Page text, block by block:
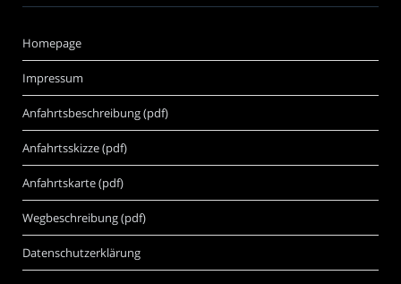
Homepage
Impressum
Anfahrtsbeschreibung (pdf)
Anfahrtsskizze (pdf)
Anfahrtskarte (pdf)
Wegbeschreibung (pdf)
Datenschutzerklärung